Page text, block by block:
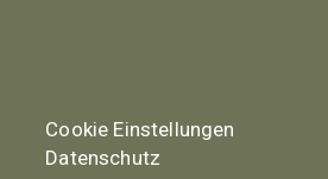
Cookie Einstellungen
Datenschutz